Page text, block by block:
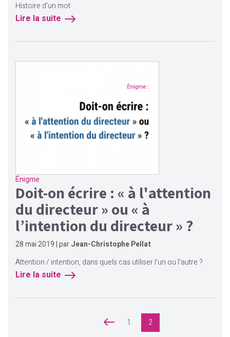
Histoire d'un mot
Lire la suite
Énigme
Doit-on écrire : « à l'attention
du directeur » ou « à
l’intention du directeur » ?
28 mai 2019 | parJean-Christophe Pellat
Attention / intention, dans quels cas utiliser l'un ou l'autre ?
Lire la suite
précédent 1 2